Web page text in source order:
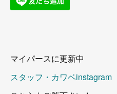
マイパースに更新中
スタッフ・カワベinstagram